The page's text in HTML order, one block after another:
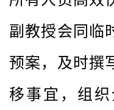
副教授会同临
预案，及时撰
移事宜，组